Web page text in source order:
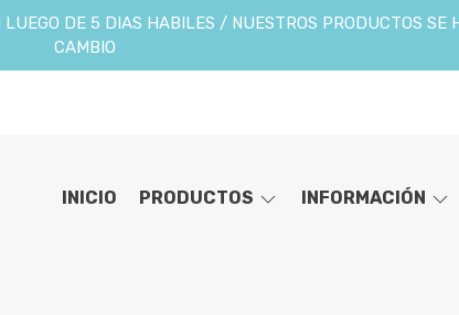
DE 5 DIAS HABILES / NUESTROS PRODUCTOS SE
CAMBIO
INICIO PRODUCTOS INFORMACIÓN